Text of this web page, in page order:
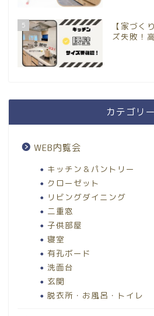
5
【家づく
ズ失敗！
カテゴリー
WEB内覧会
キッチン＆パントリー
クローゼット
リビングダイニング
二重窓
子供部屋
寝室
有孔ボード
洗面台
玄関
脱衣所・お風呂・トイレ